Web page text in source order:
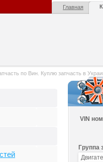
Главная
по Вин. Куплю запчасть в
VIN
Группа